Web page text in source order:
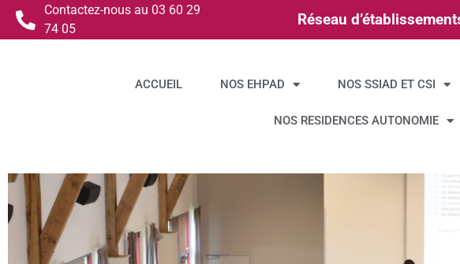
Contactez-nous au 03 60 29
74 05
Réseau
ACCUEIL NOS EHPAD NOS SSIAD ET CSI
NOS RESIDENCES AUTONOMIE